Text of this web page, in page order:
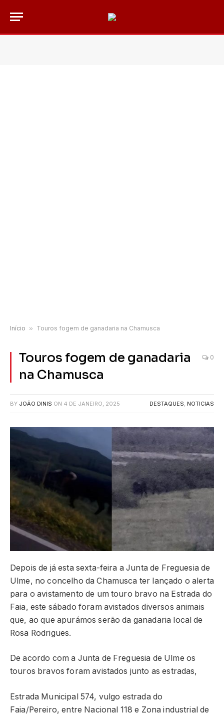
Início » Touros fogem de ganadaria na Chamusca
Touros fogem de ganadaria
na Chamusca
0
BY JOÃO DINIS ON 4 DE JANEIRO, 2025 DESTAQUES, NOTICIAS
Depois de já esta sexta-feira a Junta de Freguesia de
Ulme, no concelho da Chamusca ter lançado o alerta
para o avistamento de um touro bravo na Estrada do
Faia, este sábado foram avistados diversos animais
que, ao que apurámos serão da ganadaria local de
Rosa Rodrigues.
De acordo com a Junta de Freguesia de Ulme os
touros bravos foram avistados junto as estradas,
Estrada Municipal 574, vulgo estrada do
Faia/Pereiro, entre Nacional 118 e Zona industrial de